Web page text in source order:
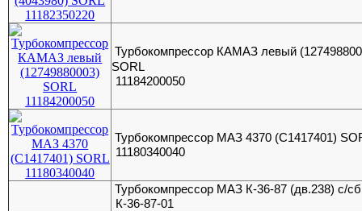
Турбокомпрессор КАМАЗ левый
SORL
11184200050
Турбокомпрессор МАЗ 4370 (C1417401)
11180340040
Турбокомпрессор МАЗ К-36-87 (дв.238) с/
К-36-87-01